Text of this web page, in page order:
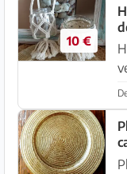
10 €
€ Los 4 platos de